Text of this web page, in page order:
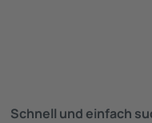
Schnell und einfach